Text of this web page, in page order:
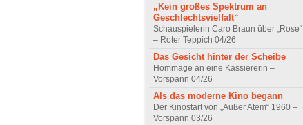
„Kein großes Spektrum an
Geschlechtsvielfalt“
Schauspielerin Caro Braun über „Rose“
– Roter Teppich 04/26
Das Gesicht hinter der Scheibe
Hommage an eine Kassiererin –
Vorspann 04/26
Als das moderne Kino begann
Der Kinostart von „Außer Atem“ 1960 –
Vorspann 03/26